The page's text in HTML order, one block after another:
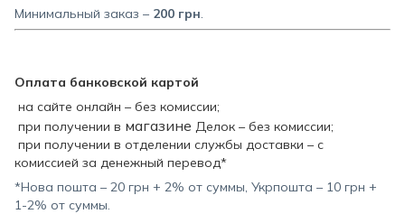
Минимальный заказ – 200 грн
Оплата банковской картой
на сайте онлайн – без комиссии;
при получении в магазине Делок – без комиссии;
при получении в отделении службы доставки – с
комиссией за денежный перевод*
*Нова пошта – 20 грн + 2% от суммы, Укрпошта – 10 грн +
1-2% от суммы.